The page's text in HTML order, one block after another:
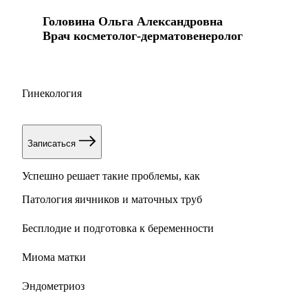
Головина Ольга Александровна
Врач косметолог-дерматовенеролог
Гинекология
Записаться
Успешно решает такие проблемы, как
Патология яичников и маточных труб
Бесплодие и подготовка к беременности
Миома матки
Эндометриоз